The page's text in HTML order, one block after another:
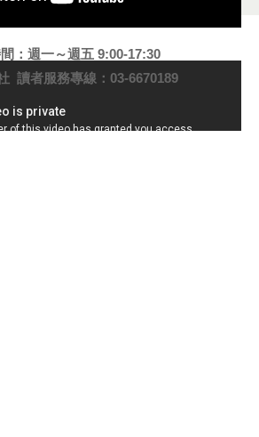
：週一～週五 9:00-17:30
讀者服務專線：03-6670189